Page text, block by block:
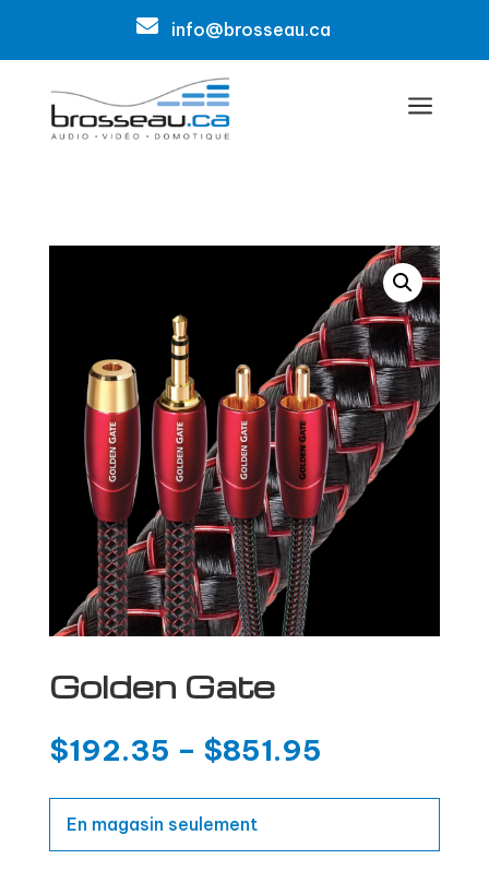
 info@brosseau.ca
a
Golden Gate
$192.35 – $851.95
En magasin seulement